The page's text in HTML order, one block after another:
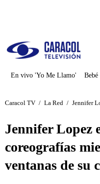
En vivo 'Yo Me Llamo'
Caracol TV / La Red / Jennifer
Jennifer Lopez
coreografías
ventanas de su